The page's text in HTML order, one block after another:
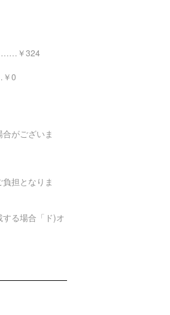
￥324
0
がございま
担となりま
る場合「ド)オ